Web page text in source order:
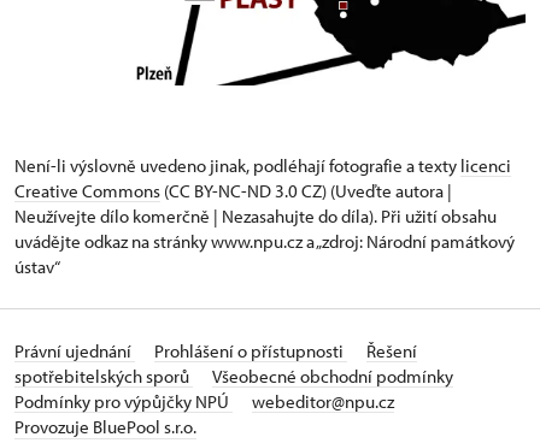
Není-li výslovně uvedeno jinak, podléhají fotografie a texty licenci
Creative Commons (CC BY-NC-ND 3.0 CZ) (Uveďte autora |
Neužívejte dílo komerčně | Nezasahujte do díla). Při užití obsahu
uvádějte odkaz na stránky www.npu.cz a „zdroj: Národní památkový
ústav“
Právní ujednání Prohlášení o přístupnosti
Řešení
spotřebitelských sporů
Všeobecné obchodní podmínky
Podmínky pro výpůjčky NPÚ
webeditor@npu.cz
Provozuje BluePool s.r.o.